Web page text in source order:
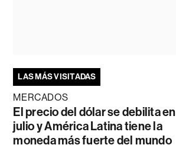
LAS MÁS VISITADAS
MERCADOS
El precio del dólar se debilita en
julio y América Latina tiene la
moneda más fuerte del mundo